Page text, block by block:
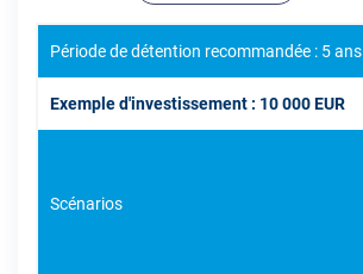
Période de détention recommandée : 5 ans
Exemple d'investissement : 10 000 EUR
Scénarios